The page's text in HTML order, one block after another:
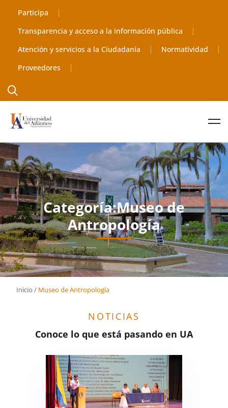
Participa
Transparencia y acceso a la información pública
Atención y servicios a la Ciudadanía
Normatividad
Proveedores
Categoría:Museo de
Antropología
Inicio /Museo de Antropología
NOTICIAS
Conoce lo que está pasando en UA